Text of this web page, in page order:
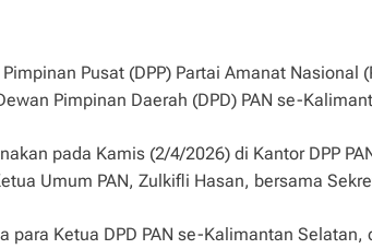
Pusat (DPP) Partai Amanat Nasional
Pimpinan Daerah (DPD) PAN se-
pada Kamis (2/4/2026) di Kantor DPP
Umum PAN, Zulkifli Hasan, bersama
para Ketua DPD PAN se-Kalimantan Selatan,